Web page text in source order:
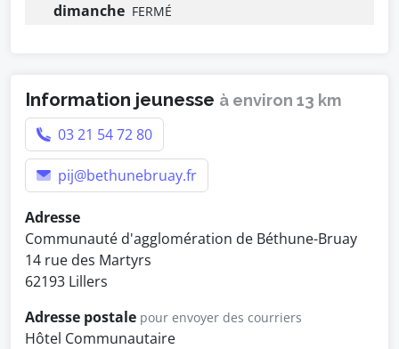
dimanche FERMÉ
Information jeunesse à environ 13 km
03 21 54 72 80
pij@bethunebruay.fr
Adresse
Communauté d'agglomération de Béthune-Bruay
14 rue des Martyrs
62193 Lillers
Adresse postale pour envoyer des courriers
Hôtel Communautaire